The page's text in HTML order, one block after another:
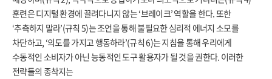
훈련은 디지털 환경에 끌려다니지 않는 ‘브레이크’ 역할을 한다. 또한
‘추측하지 말라’(규칙 5)는 조언을 통해 불필요한 심리적 에너지 소모를
차단하고, ‘의도를 가지고 행동하라’(규칙 6)는 지침을 통해 우리에게
수동적인 소비자가 아닌 능동적인 도구 활용자가 될 것을 권한다. 이러한
전략들의 종착지는